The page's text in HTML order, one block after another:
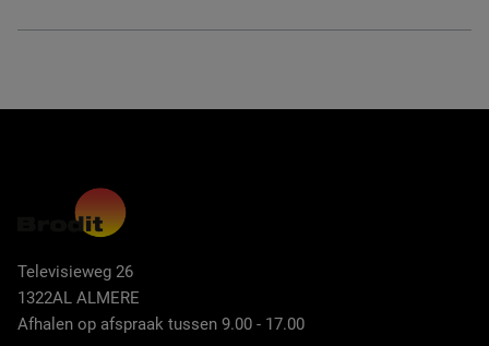
Televisieweg 26
1322AL ALMERE
Afhalen op afspraak tussen 9.00 - 17.00